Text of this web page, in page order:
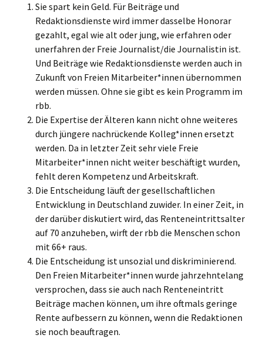
Sie spart kein Geld. Für Beiträge und
Redaktionsdienste wird immer dasselbe Honorar
gezahlt, egal wie alt oder jung, wie erfahren oder
unerfahren der Freie Journalist/die Journalistin ist.
Und Beiträge wie Redaktionsdienste werden auch in
Zukunft von Freien Mitarbeiter*innen übernommen
werden müssen. Ohne sie gibt es kein Programm im
rbb.
Die Expertise der Älteren kann nicht ohne weiteres
durch jüngere nachrückende Kolleg*innen ersetzt
werden. Da in letzter Zeit sehr viele Freie
Mitarbeiter*innen nicht weiter beschäftigt wurden,
fehlt deren Kompetenz und Arbeitskraft.
Die Entscheidung läuft der gesellschaftlichen
Entwicklung in Deutschland zuwider. In einer Zeit, in
der darüber diskutiert wird, das Renteneintrittsalter
auf 70 anzuheben, wirft der rbb die Menschen schon
mit 66+ raus.
Die Entscheidung ist unsozial und diskriminierend.
Den Freien Mitarbeiter*innen wurde jahrzehntelang
versprochen, dass sie auch nach Renteneintritt
Beiträge machen können, um ihre oftmals geringe
Rente aufbessern zu können, wenn die Redaktionen
sie noch beauftragen.